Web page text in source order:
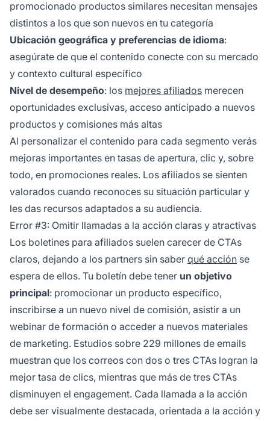
promocionado productos similares necesitan mensajes
distintos a los que son nuevos en tu categoría
Ubicación geográfica y preferencias de idioma:
asegúrate de que el contenido conecte con su mercado
y contexto cultural específico
Nivel de desempeño: los mejores afiliados merecen
oportunidades exclusivas, acceso anticipado a nuevos
productos y comisiones más altas
Al personalizar el contenido para cada segmento verás
mejoras importantes en tasas de apertura, clic y, sobre
todo, en promociones reales. Los afiliados se sienten
valorados cuando reconoces su situación particular y
les das recursos adaptados a su audiencia.
Error #3: Omitir llamadas a la acción claras y atractivas
Los boletines para afiliados suelen carecer de CTAs
claros, dejando a los partners sin saber qué acción se
espera de ellos. Tu boletín debe tener un objetivo
principal: promocionar un producto específico,
inscribirse a un nuevo nivel de comisión, asistir a un
webinar de formación o acceder a nuevos materiales
de marketing. Estudios sobre 229 millones de emails
muestran que los correos con dos o tres CTAs logran la
mejor tasa de clics, mientras que más de tres CTAs
disminuyen el engagement. Cada llamada a la acción
debe ser visualmente destacada, orientada a la acción y